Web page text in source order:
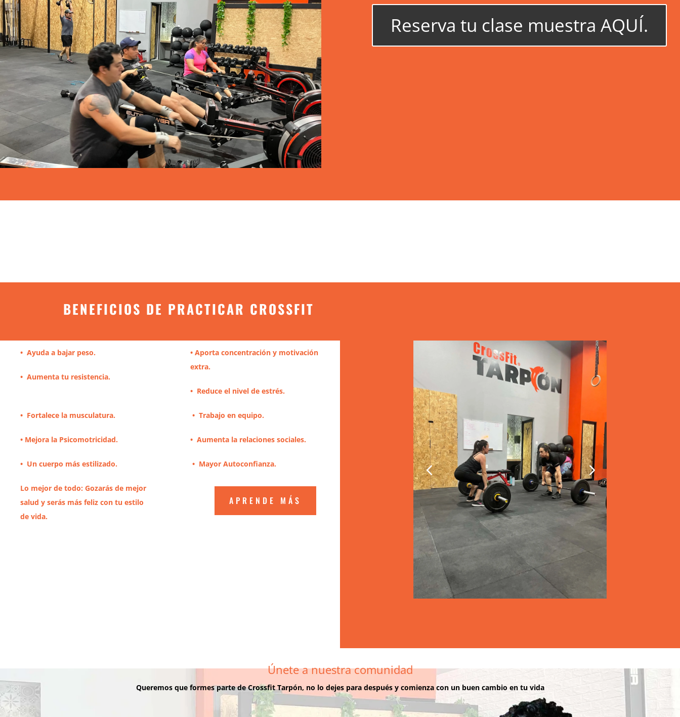
Reserva tu clase muestra AQUÍ.
BENEFICIOS DE PRACTICAR CROSSFIT
• Ayuda a bajar peso.
• Aumenta tu resistencia.
• Fortalece la musculatura.
• Mejora la Psicomotricidad.
• Un cuerpo más estilizado.
Lo mejor de todo: Gozarás de mejor
salud y serás más feliz con tu estilo
de vida.
• Aporta concentración y motivación
extra.
• Reduce el nivel de estrés.
• Trabajo en equipo.
• Aumenta la relaciones sociales.
• Mayor Autoconfianza.
APRENDE MÁS
Únete a nuestra comunidad
Queremos que formes parte de Crossfit Tarpón, no lo dejes para después y comienza con un buen cambio en tu vida